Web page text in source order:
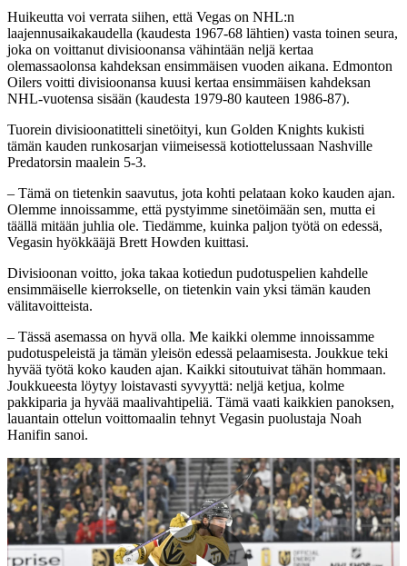
Huikeutta voi verrata siihen, että Vegas on NHL:n
laajennusaikakaudella (kaudesta 1967-68 lähtien) vasta toinen seura,
joka on voittanut divisioonansa vähintään neljä kertaa
olemassaolonsa kahdeksan ensimmäisen vuoden aikana. Edmonton
Oilers voitti divisioonansa kuusi kertaa ensimmäisen kahdeksan
NHL-vuotensa sisään (kaudesta 1979-80 kauteen 1986-87).
Tuorein divisioonatitteli sinetöityi, kun Golden Knights kukisti
tämän kauden runkosarjan viimeisessä kotiottelussaan Nashville
Predatorsin maalein 5-3.
– Tämä on tietenkin saavutus, jota kohti pelataan koko kauden ajan.
Olemme innoissamme, että pystyimme sinetöimään sen, mutta ei
täällä mitään juhlia ole. Tiedämme, kuinka paljon työtä on edessä,
Vegasin hyökkääjä Brett Howden kuittasi.
Divisioonan voitto, joka takaa kotiedun pudotuspelien kahdelle
ensimmäiselle kierrokselle, on tietenkin vain yksi tämän kauden
välitavoitteista.
– Tässä asemassa on hyvä olla. Me kaikki olemme innoissamme
pudotuspeleistä ja tämän yleisön edessä pelaamisesta. Joukkue teki
hyvää työtä koko kauden ajan. Kaikki sitoutuivat tähän hommaan.
Joukkueesta löytyy loistavasti syvyyttä: neljä ketjua, kolme
pakkiparia ja hyvää maalivahtipeliä. Tämä vaati kaikkien panoksen,
lauantain ottelun voittomaalin tehnyt Vegasin puolustaja Noah
Hanifin sanoi.